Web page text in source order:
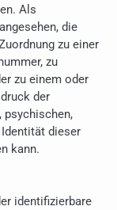
Als
die
zu einer
zu
zu einem oder
der
psychischen,
dieser
kann.
identifizierbare